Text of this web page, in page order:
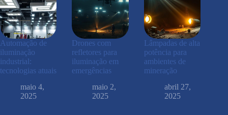
Automação de
iluminação
industrial:
tecnologias atuais
maio 4,
2025
Drones com
refletores para
iluminação em
emergências
maio 2,
2025
Lâmpadas de alta
potência para
ambientes de
mineração
abril 27,
2025